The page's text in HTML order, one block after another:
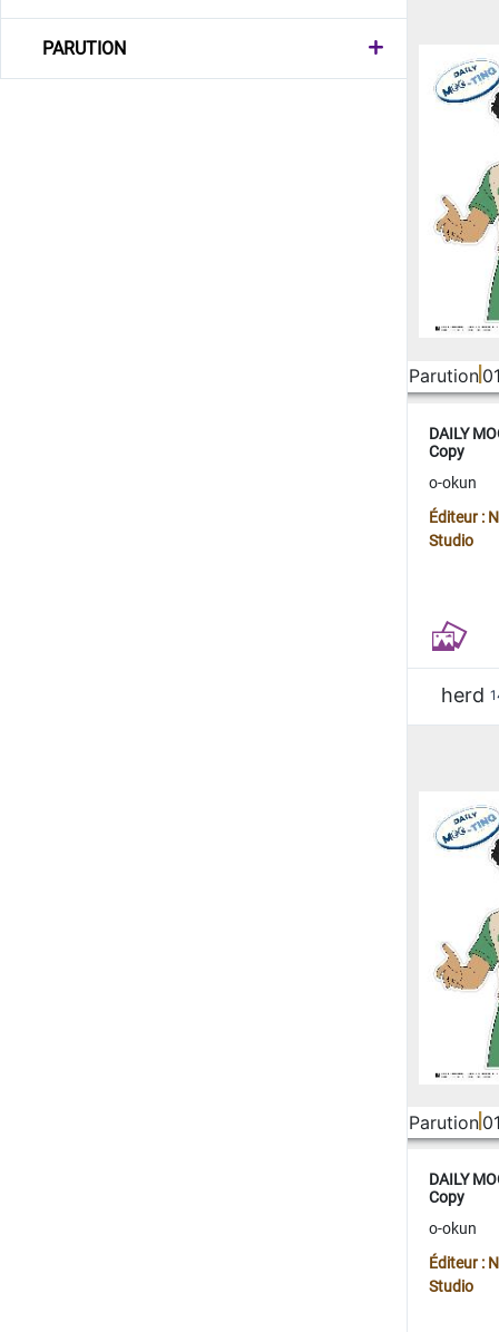
PARUTION
Parution
DAILY
Copy
o-okun
Éditeur :
Studio
herd
Parution
DAILY
Copy
o-okun
Éditeur :
Studio